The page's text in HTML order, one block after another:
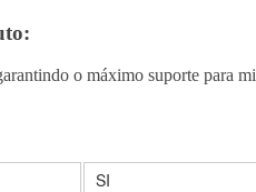
o máximo suporte para
SI